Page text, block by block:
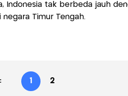
Indonesia tak berbeda jauh
negara Timur Tengah.
1 2